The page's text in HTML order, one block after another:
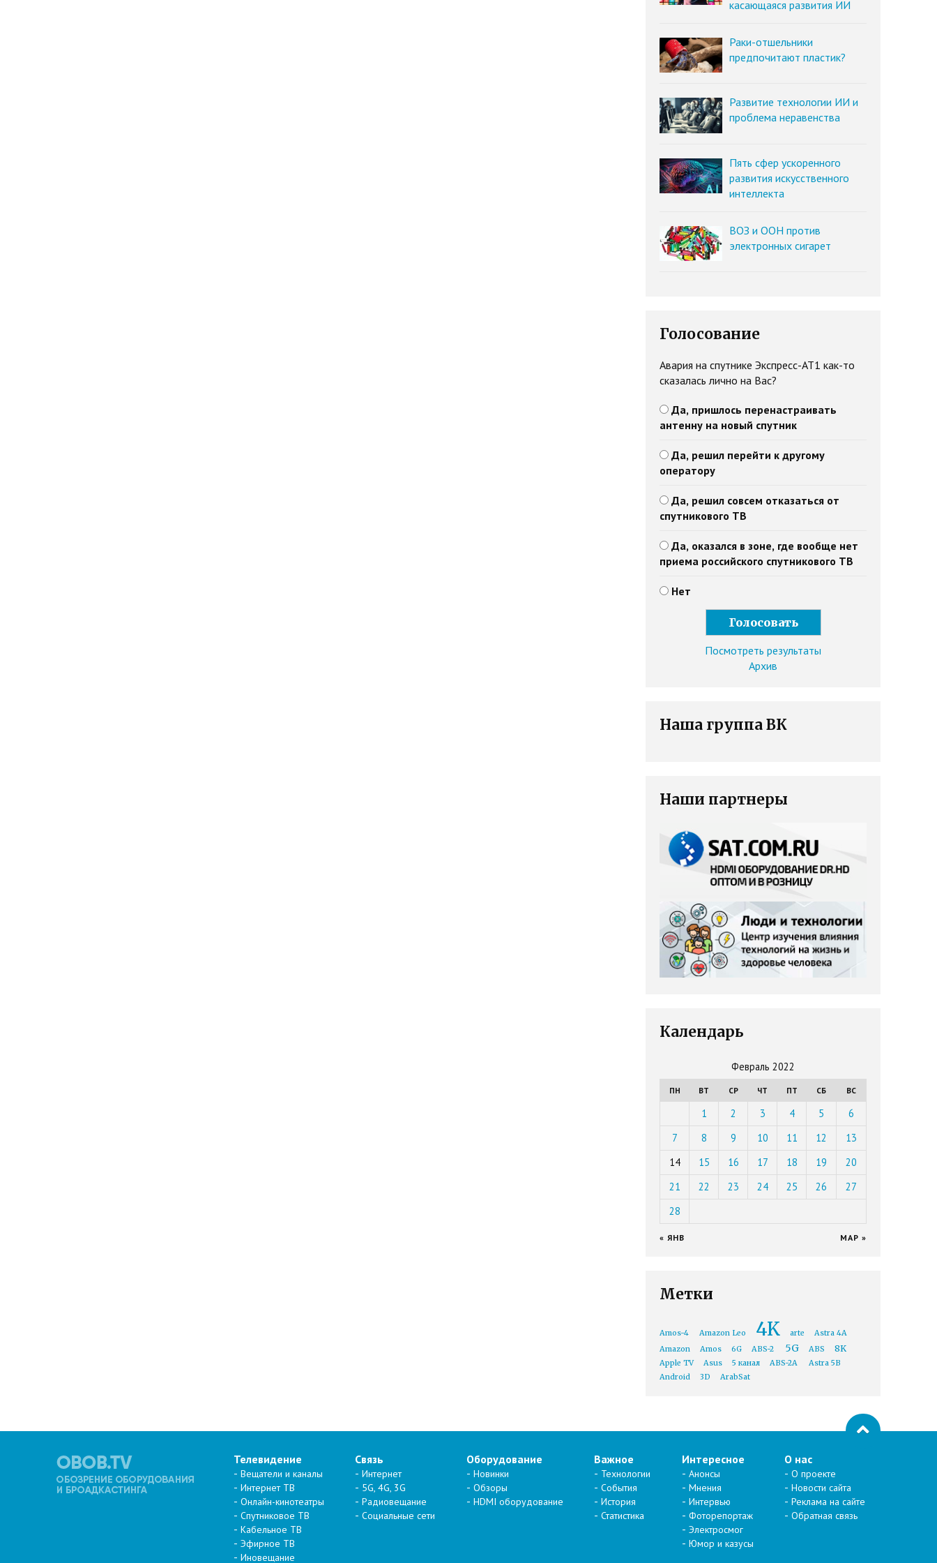
касающаяся развития ИИ
Раки-отшельники
предпочитают пластик?
Развитие технологии ИИ и
проблема неравенства
Пять сфер ускоренного
развития искусственного
интеллекта
ВОЗ и ООН против
электронных сигарет
Голосование
Авария на спутнике Экспресс-АТ1 как-то
сказалась лично на Вас?
Да, пришлось перенастраивать
антенну на новый спутник
Да, решил перейти к другому
оператору
Да, решил совсем отказаться от
спутникового ТВ
Да, оказался в зоне, где вообще нет
приема российского спутникового ТВ
Нет
Посмотреть результаты
Архив
Наша группа ВК
Наши партнеры
Календарь
Февраль 2022
ПН ВТ СР ЧТ ПТ СБ ВС
1 2 3 4 5
6
7
8 9 10 11 12
13
14
15 16 17 18 19
20
21
22 23 24 25 26
27
28
« ЯНВ МАР »
Метки
Amos-4 Amazon Leo 4K arte
Astra 4A
Amazon
Amos 6G ABS-2 5G ABS 8K
Apple TV Asus 5 канал ABS-2A
Astra 5B
Android
3D ArabSat
Телевидение
Вещатели и каналы
Интернет ТВ
Онлайн-кинотеатры
Спутниковое ТВ
Кабельное ТВ
Эфирное ТВ
Иновещание
Связь
Интернет
5G, 4G, 3G
Радиовещание
Социальные сети
Оборудование
Новинки
Обзоры
HDMI оборудование
Важное
Технологии
События
История
Статистика
Интересное
Анонсы
Мнения
Интервью
Фоторепортаж
Электросмог
Юмор и казусы
О нас
О проекте
Новости сайта
Реклама на сайте
Обратная связь